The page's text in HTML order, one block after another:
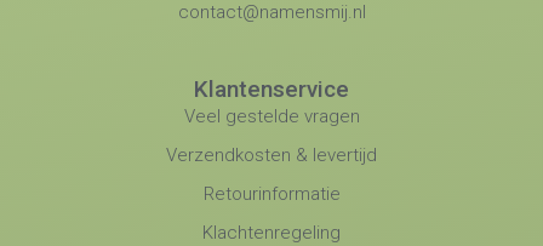
contact@namensmij.nl
Klantenservice
Veel gestelde vragen
Verzendkosten & levertijd
Retourinformatie
Klachtenregeling